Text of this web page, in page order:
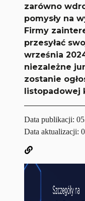
zarówno
pomysły na
Firmy
przesyłać
września
niezależne
zostanie
listopadowej
Data publikacji:
Data aktualizacji: